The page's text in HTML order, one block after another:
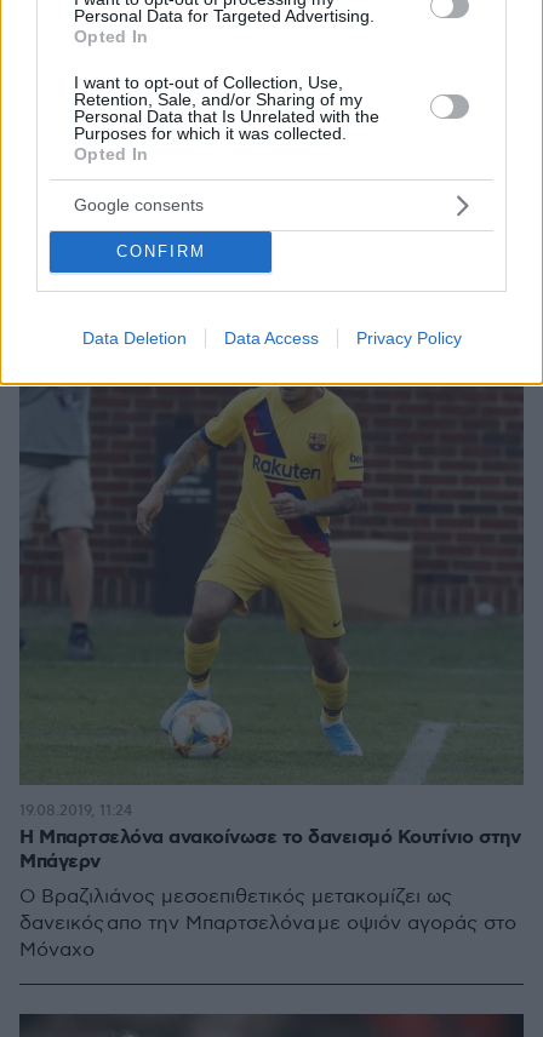
Personal Data for Targeted Advertising.
Opted In
I want to opt-out of Collection, Use,
Retention, Sale, and/or Sharing of my
Personal Data that Is Unrelated with the
Purposes for which it was collected.
Opted In
Google consents
CONFIRM
Data Deletion Data Access Privacy Policy
Έγραψε ιστορία με το πρώτο του κιόλας γκολ στη
Μπάγερν ο Κoουτίνιο!
Με το γκολ που έβαλε με τη φανέλα της Μπάγερν
κόντρα στον Κολωνία ο Φελίπε Κοουτίνιο μπήκε σε
ένα κλειστό «κλαμπ» εννιά μόλις παικτών που έχουν
σκοράρει και στα τέσσερα «μεγάλα» ευρωπαϊκά
πρωταθλήματα
23.09.2019, 19:28
Η Μπαρτσελόνα ανακοίνωσε το δανεισμό Κουτίνιο στην
Μπάγερν
Ο Βραζιλιάνος μεσοεπιθετικός μετακομίζει ως
δανεικός απο την Μπαρτσελόνα με οψιόν αγοράς στο
Μόναχο
19.08.2019, 11:24